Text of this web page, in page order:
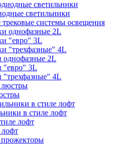
светильники
системы освещения
однофазные 2L
"евро" 3L
"трехфазные" 4L
однофазные 2L
"евро" 3L
"трехфазные" 4L
в стиле лофт
лофт
лофт